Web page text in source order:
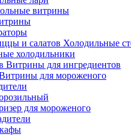
витрины
Холодильные
холодильники
Витрины для ингредиентов
для мороженого
для мороженого